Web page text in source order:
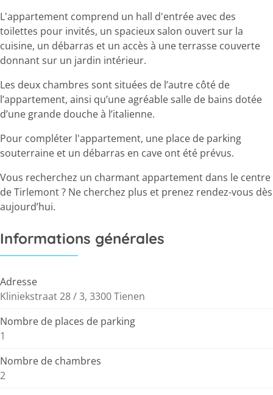
L'appartement comprend un hall d'entrée avec des
toilettes pour invités, un spacieux salon ouvert sur la
cuisine, un débarras et un accès à une terrasse couverte
donnant sur un jardin intérieur.
Les deux chambres sont situées de l’autre côté de
l’appartement, ainsi qu’une agréable salle de bains dotée
d’une grande douche à l’italienne.
Pour compléter l'appartement, une place de parking
souterraine et un débarras en cave ont été prévus.
Vous recherchez un charmant appartement dans le centre
de Tirlemont ? Ne cherchez plus et prenez rendez-vous dès
aujourd’hui.
Informations générales
Adresse
Kliniekstraat 28 / 3, 3300 Tienen
Nombre de places de parking
1
Nombre de chambres
2